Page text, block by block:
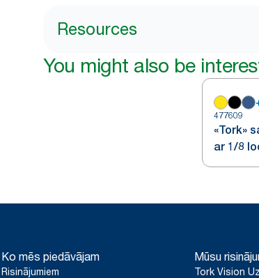
Resources
You might also be
477609
«Tork»
ar 1/8
Ko mēs piedāvājam
Risinājumiem
Mūsu
Tork Vision